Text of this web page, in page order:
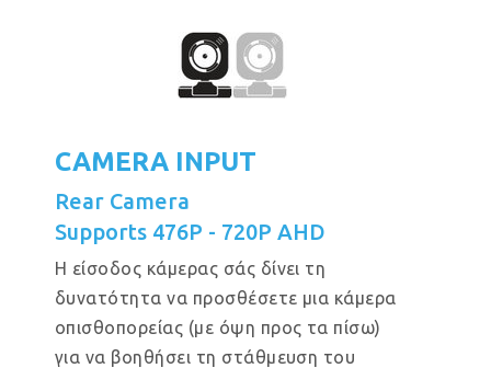
CAMERA INPUT
Rear Camera
Supports 476P - 720P AHD
Η είσοδος κάμερας σάς δίνει τη
δυνατότητα να προσθέσετε μια κάμερα
οπισθοπορείας (με όψη προς τα πίσω)
για να βοηθήσει τη στάθμευση του